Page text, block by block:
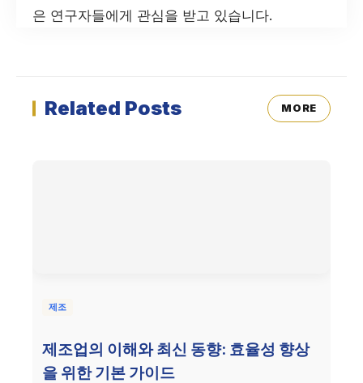
은 연구자들에게 관심을 받고 있습니다.
Related Posts MORE
제조
제조업의 이해와 최신 동향: 효율성 향상
을 위한 기본 가이드